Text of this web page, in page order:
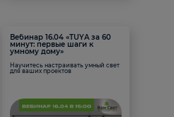
Вебинар 16.04 «TUYA за 60
минут: первые шаги к
умному дому»
Научитесь настраивать умный свет
для ваших проектов